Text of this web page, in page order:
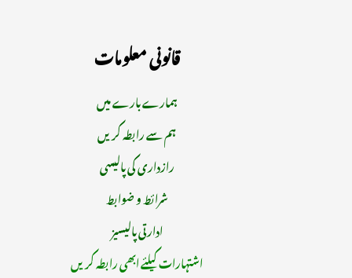
قانونی معلومات
ہمارے بارے میں
ہم سے رابطہ کریں
رازداری کی پالیسی
شرائط و ضوابط
ادارتی پالیسیز
اشتہارات کیلئے ابھی رابطہ کریں